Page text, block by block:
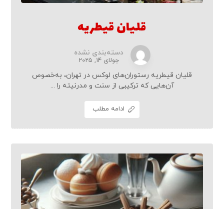
قلیان قیطریه
دسته‌بندی نشده
جولای ۱۴, ۲۰۲۵
قلیان قیطریه رستوران‌های لوکس در تهران، به‌خصوص
آن‌هایی که ترکیبی از سنت و مدرنیته را ...
ادامه مطلب